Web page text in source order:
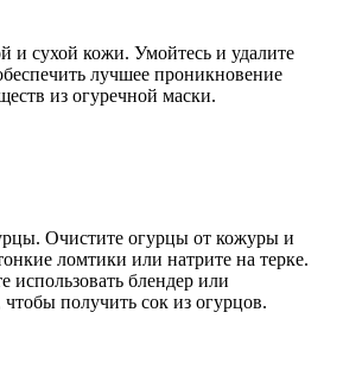
и сухой кожи. Умойтесь и удалите
лучшее проникновение
из огуречной маски.
Очистите огурцы от кожуры и
ломтики или натрите на терке.
использовать блендер или
получить сок из огурцов.